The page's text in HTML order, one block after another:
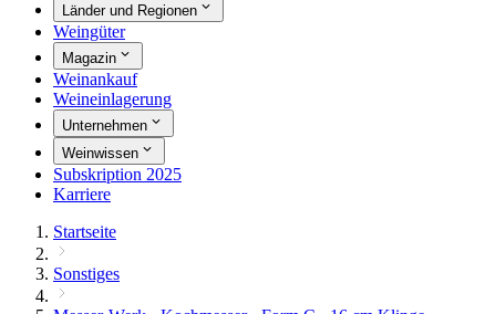
Länder und Regionen
Weingüter
Magazin
Weinankauf
Weineinlagerung
Unternehmen
Weinwissen
Subskription 2025
Karriere
Startseite
Sonstiges